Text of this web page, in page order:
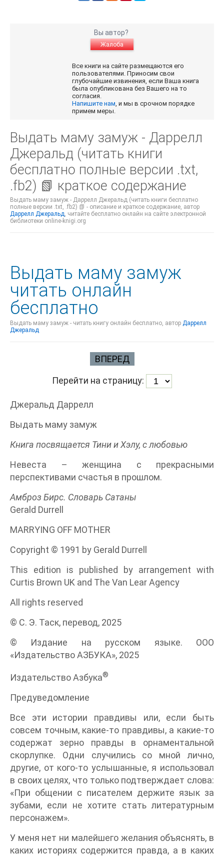
Вы автор?
Жалоба
Все книги на сайте размещаются его
пользователями. Приносим свои
глубочайшие извинения, если Ваша книга
была опубликована без Вашего на то
согласия.
Напишите нам, и мы в срочном порядке
примем меры.
Выдать маму замуж - Даррелл
Джеральд (читать книги
бесплатно полные версии .txt,
.fb2) 📗 краткое содержание
Выдать маму замуж - Даррелл Джеральд (читать книги бесплатно
полные версии .txt, .fb2) 📗 - описание и краткое содержание, автор
Даррелл Джеральд, читайте бесплатно онлайн на сайте электронной
библиотеки online-knigi.org
Выдать маму замуж
читать онлайн
бесплатно
Выдать маму замуж - читать книгу онлайн бесплатно, автор Даррелл
Джеральд
ВПЕРЕД
Перейти на страницу:
Джеральд Даррелл
Выдать маму замуж
Книга посвящается Тини и Хэлу, с любовью
Невеста – женщина с прекрасными
перспективами счастья в прошлом.
Амброз Бирс. Словарь Сатаны
Gerald Durrell
MARRYING OFF MOTHER
Copyright © 1991 by Gerald Durrell
This edition is published by arrangement with
Curtis Brown UK and The Van Lear Agency
All rights reserved
© С. Э. Таск, перевод, 2025
© Издание на русском языке. ООО
«Издательство АЗБУКА», 2025
Издательство Азбука®
Предуведомление
Все эти истории правдивы или, если быть
совсем точным, какие-то правдивы, а какие-то
содержат зерно правды в орнаментальной
скорлупке. Одни случились со мной лично,
другие, от кого-то услышанные, я использовал
в своих целях, что только подтверждает слова:
«При общении с писателем держите язык за
зубами, если не хотите стать литературным
персонажем».
У меня нет ни малейшего желания объяснять, в
каких историях содержится правда, а в каких